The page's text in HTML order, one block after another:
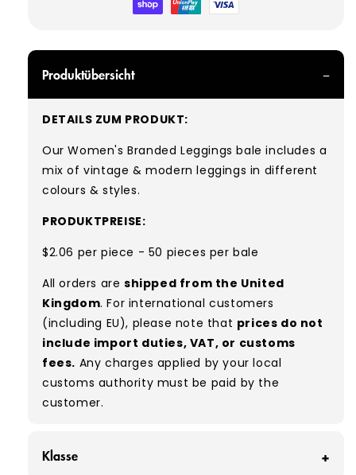
Produktübersicht
DETAILS ZUM PRODUKT:
Our Women's Branded Leggings bale includes a
mix of vintage & modern leggings in different
colours & styles.
PRODUKTPREISE:
$2.06 per piece - 50 pieces per bale
All orders are shipped from the United
Kingdom. For international customers
(including EU), please note that prices do not
include import duties, VAT, or customs
fees. Any charges applied by your local
customs authority must be paid by the
customer.
Klasse